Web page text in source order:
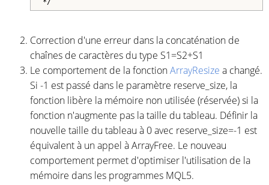
Correction d'une erreur dans la concaténation de
chaînes de caractères du type S1=S2+S1
Le comportement de la fonctionArrayResize a changé.
Si -1 est passé dans le paramètre reserve_size, la
fonction libère la mémoire non utilisée (réservée) si la
fonction n'augmente pas la taille du tableau. Définir la
nouvelle taille du tableau à 0 avec reserve_size=-1 est
équivalent à un appel à ArrayFree. Le nouveau
comportement permet d'optimiser l'utilisation de la
mémoire dans les programmes MQL5.